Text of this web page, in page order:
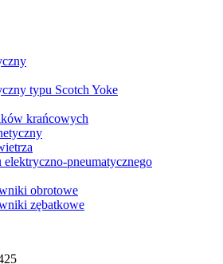
typu Scotch Yoke
krańcowych
pneumatycznego
obrotowe
zębatkowe